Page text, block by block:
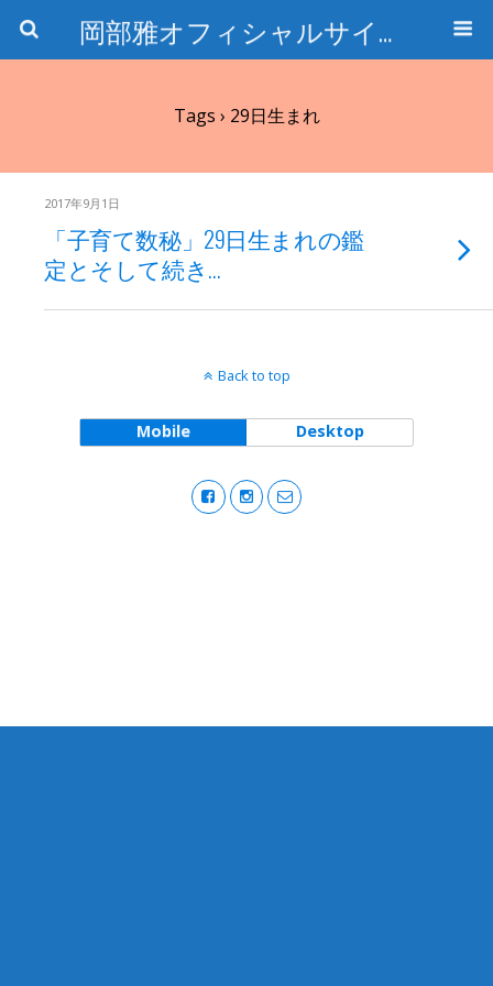
岡部雅オフィシャルサイト〜石の魅惑と数字のトリコ〜
Tags › 29日生まれ
2017年9月1日
「子育て数秘」29日生まれの鑑
定とそして続き…
Back to top
Mobile Desktop